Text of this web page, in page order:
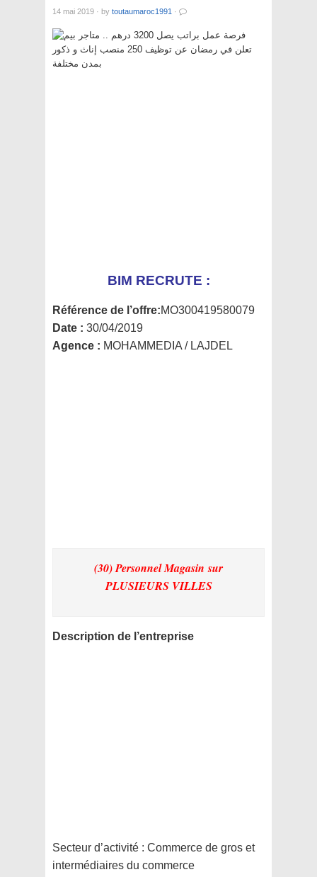
14 mai 2019 · by toutaumaroc1991 ·
BIM RECRUTE :
Référence de l’offre:MO300419580079
Date : 30/04/2019
Agence : MOHAMMEDIA / LAJDEL
(30) Personnel Magasinsur
PLUSIEURS VILLES
Description de l’entreprise
Secteur d’activité : Commerce de gros et
intermédiaires du commerce